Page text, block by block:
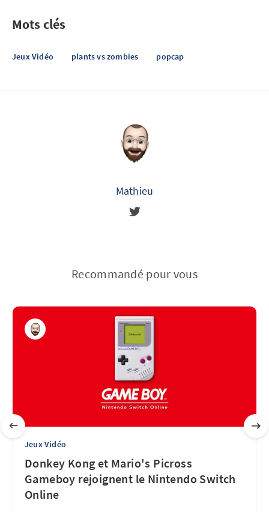
Mots clés
Jeux Vidéo plants vs zombies popcap
Mathieu
Recommandé pour vous
Jeux Vidéo
Donkey Kong et Mario's Picross
Gameboy rejoignent le Nintendo Switch
Online